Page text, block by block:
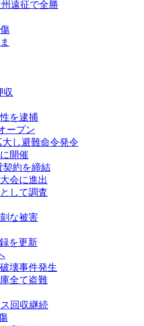
遠征で全勝
収
を逮捕
ープン
し避難命令発令
開催
契約を締結
会に進出
して調査
な被害
を更新
壊事件発生
全て盗難
回収継続